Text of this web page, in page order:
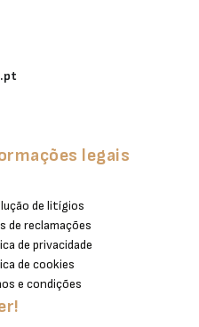
legais
de litígios
de reclamações
de privacidade
de cookies
e condições